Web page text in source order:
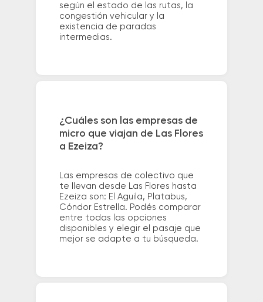
según el estado de las rutas, la
congestión vehicular y la
existencia de paradas
intermedias.
¿Cuáles son las empresas de
micro que viajan de Las Flores
a Ezeiza?
Las empresas de colectivo que
te llevan desde Las Flores hasta
Ezeiza son: El Aguila, Platabus,
Cóndor Estrella. Podés comparar
entre todas las opciones
disponibles y elegir el pasaje que
mejor se adapte a tu búsqueda.